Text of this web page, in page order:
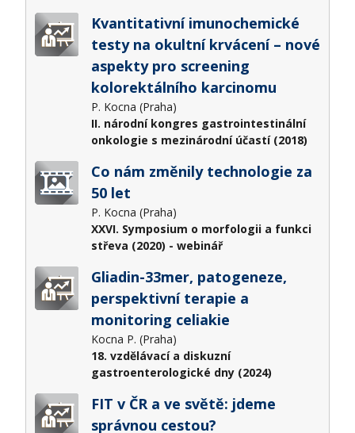
Kvantitativní imunochemické
testy na okultní krvácení – nové
aspekty pro screening
kolorektálního karcinomu
P. Kocna (Praha)
II. národní kongres gastrointestinální
onkologie s mezinárodní účastí (2018)
Co nám změnily technologie za
50 let
P. Kocna (Praha)
XXVI. Symposium o morfologii a funkci
střeva (2020) - webinář
Gliadin-33mer, patogeneze,
perspektivní terapie a
monitoring celiakie
Kocna P. (Praha)
18. vzdělávací a diskuzní
gastroenterologické dny (2024)
FIT v ČR a ve světě: jdeme
správnou cestou?